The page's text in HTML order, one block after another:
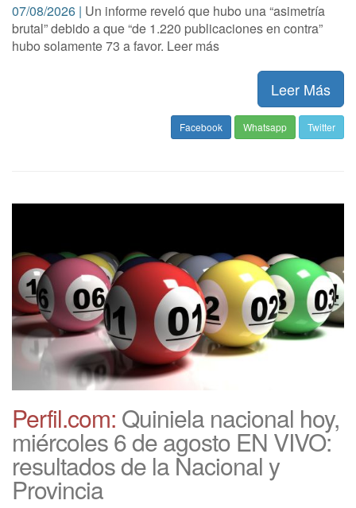
07/08/2026 | Un informe reveló que hubo una “asimetría
brutal” debido a que “de 1.220 publicaciones en contra”
hubo solamente 73 a favor. Leer más
Leer Más
Facebook Whatsapp Twitter
Perfil.com: Quiniela nacional hoy,
miércoles 6 de agosto EN VIVO:
resultados de la Nacional y
Provincia